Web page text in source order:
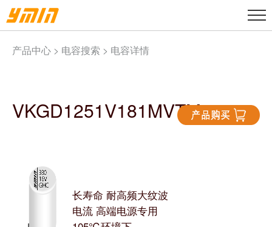
产品中心 > 电容搜索 > 电容详情
VKGD1251V181MVTM
长寿命 耐高频大纹波
电流 高端电源专用